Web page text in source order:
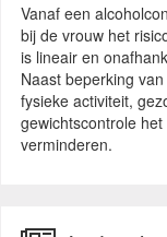
Vanaf een
bij de vrouw het
is lineair en
Naast beperking
fysieke activiteit,
gewichtscontrole
verminderen.